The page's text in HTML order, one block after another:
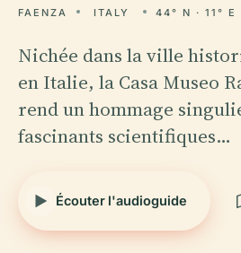
FAENZA ITALY 44° N · 11° E
Nichée dans la ville
en Italie, la Casa Museo
rend un hommage
fascinants scientifiques…
Écouter l'audioguide